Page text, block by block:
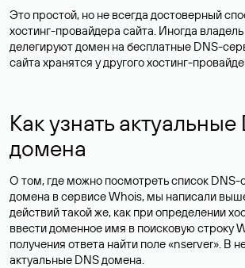
Это простой, но не всегда достоверный
хостинг-провайдера сайта. Иногда
делегируют домен на бесплатные DNS-
сайта хранятся у другого хостинг-
Как узнать актуальные
домена
О том, где можно посмотреть список DNS-
домена в сервисе Whois, мы написали
действий такой же, как при определении
ввести доменное имя в поисковую строку
получения ответа найти поле «nserver». В
актуальные DNS домена.